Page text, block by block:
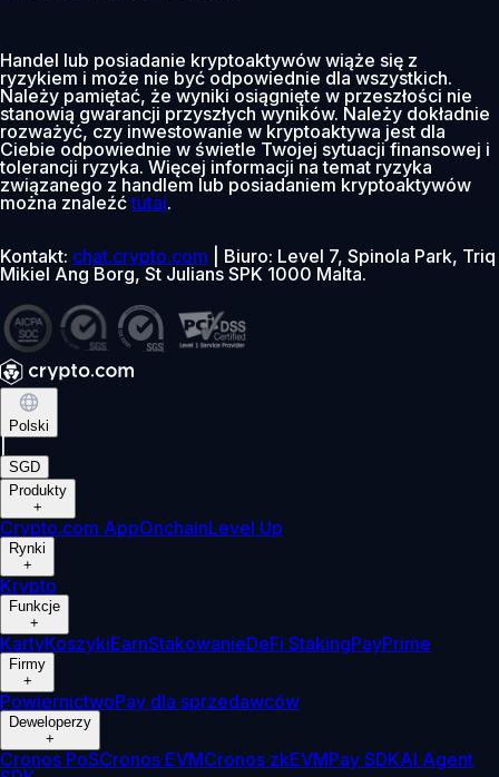
Handel lub posiadanie kryptoaktywów wiąże się z
ryzykiem i może nie być odpowiednie dla wszystkich.
Należy pamiętać, że wyniki osiągnięte w przeszłości nie
stanowią gwarancji przyszłych wyników. Należy dokładnie
rozważyć, czy inwestowanie w kryptoaktywa jest dla
Ciebie odpowiednie w świetle Twojej sytuacji finansowej i
tolerancji ryzyka. Więcej informacji na temat ryzyka
związanego z handlem lub posiadaniem kryptoaktywów
można znaleźćtutaj.
Kontakt: chat.crypto.com | Biuro: Level 7, Spinola Park, Triq
Mikiel Ang Borg, St Julians SPK 1000 Malta.
Polski
SGD
Produkty
+
Crypto.com AppOnchainLevel Up
Rynki
+
Krypto
Funkcje
+
KartyKoszykiEarnStakowanieDeFi StakingPayPrime
Firmy
+
PowiernictwoPay dla sprzedawców
Deweloperzy
+
Cronos PoSCronos EVMCronos zkEVMPay SDKAI Agent